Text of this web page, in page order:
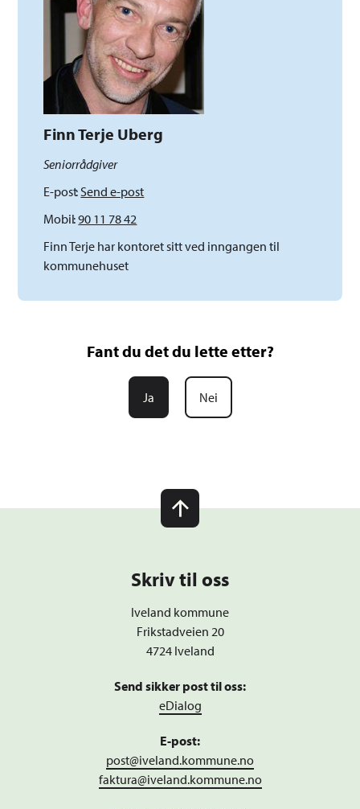
Finn Terje Uberg
Seniorrådgiver
E-postSend e-post
Mobil90 11 78 42
Finn Terje har kontoret sitt ved inngangen til
kommunehuset
Fant du det du lette etter?
Ja Nei
Skriv til oss
Iveland kommune
Frikstadveien 20
4724 Iveland
Send sikker post til oss:
eDialog
E-post:
post@iveland.kommune.no
faktura@iveland.kommune.no